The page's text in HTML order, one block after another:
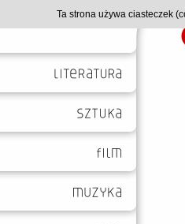
Ta strona używa ciasteczek